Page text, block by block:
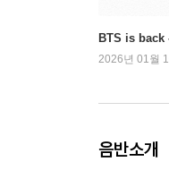
BTS is back
2026년 01월
음반소개